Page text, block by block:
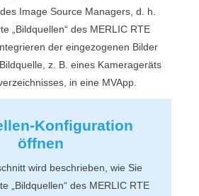
Image Source Managers, d. h.
„ Bildquellen“ des MERLIC RTE
der eingezogenen Bilder
z. B. eines Kamerageräts
in eine MVApp
Konfiguration
öffnen
wird beschrieben, wie Sie
„ Bildquellen“ des MERLIC RTE